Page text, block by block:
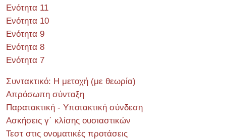
Ενότητα 11
Ενότητα 10
Ενότητα 9
Ενότητα 8
Ενότητα 7
Συντακτικό: Η μετοχή (με θεωρία)
Απρόσωπη σύνταξη
Παρατακτική - Υποτακτική σύνδεση
Ασκήσεις γ΄ κλίσης ουσιαστικών
Τεστ στις ονοματικές προτάσεις